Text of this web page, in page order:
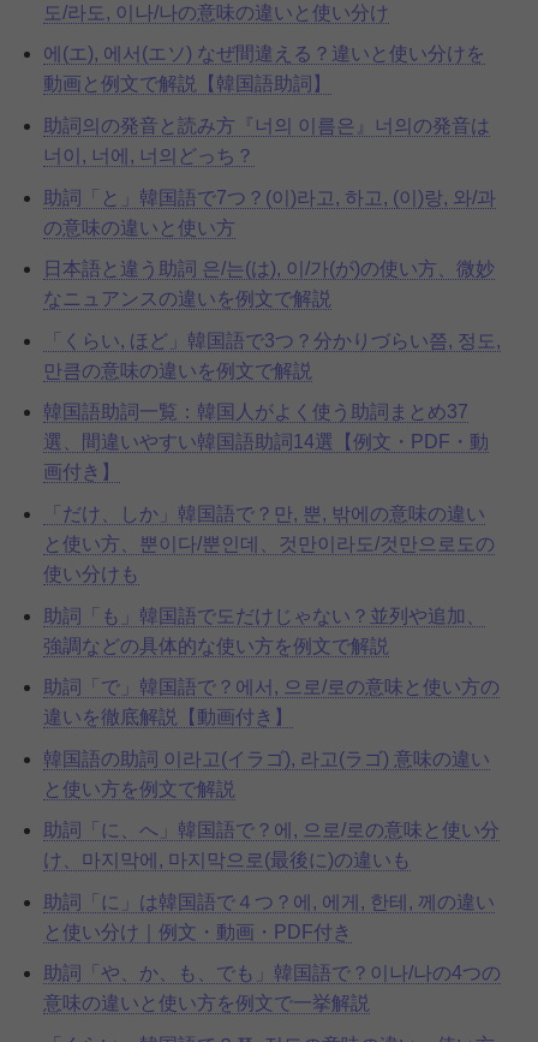
도/라도, 이나/나の意味の違いと使い分け
에(エ), 에서(エソ) なぜ間違える？違いと使い分けを
動画と例文で解説【韓国語助詞】
助詞의の発音と読み方『너의 이름은』너의の発音は
너이, 너에, 너의どっち？
助詞「と」韓国語で7つ？(이)라고, 하고, (이)랑, 와/과
の意味の違いと使い方
日本語と違う助詞 은/는(は), 이/가(が)の使い方、微妙
なニュアンスの違いを例文で解説
「くらい, ほど」韓国語で3つ？分かりづらい쯤, 정도,
만큼の意味の違いを例文で解説
韓国語助詞一覧：韓国人がよく使う助詞まとめ37
選、間違いやすい韓国語助詞14選【例文・PDF・動
画付き】
「だけ、しか」韓国語で？만, 뿐, 밖에の意味の違い
と使い方、뿐이다/뿐인데、것만이라도/것만으로도の
使い分けも
助詞「も」韓国語で도だけじゃない？並列や追加、
強調などの具体的な使い方を例文で解説
助詞「で」韓国語で？에서, 으로/로の意味と使い方の
違いを徹底解説【動画付き】
韓国語の助詞 이라고(イラゴ), 라고(ラゴ) 意味の違い
と使い方を例文で解説
助詞「に、へ」韓国語で？에, 으로/로の意味と使い分
け、마지막에, 마지막으로(最後に)の違いも
助詞「に」は韓国語で４つ？에, 에게, 한테, 께の違い
と使い分け｜例文・動画・PDF付き
助詞「や、か、も、でも」韓国語で？이나/나の4つの
意味の違いと使い方を例文で一挙解説